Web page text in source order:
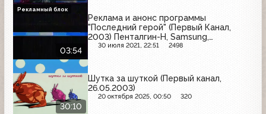
03:54
Реклама и анонс программы
"Последний герой" (Первый Канал,
2003) Пенталгин-Н, Samsung,
Maybelline, Я, Schauma, Пенталгин-Н,
30 июля 2021, 22:51 2498
Рекламный блок
30:10
Шутка за шуткой (Первый канал,
26.05.2003)
20 октября 2025, 00:50 320